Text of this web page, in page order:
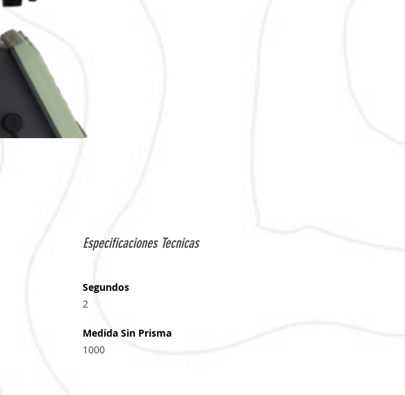
Especificaciones Tecnicas
Segundos
2
Medida Sin Prisma
1000